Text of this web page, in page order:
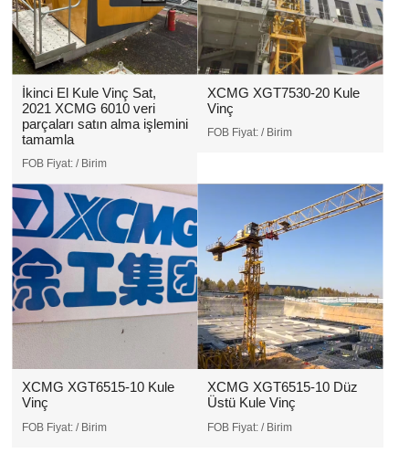
İkinci El Kule Vinç Sat,
2021 XCMG 6010 veri
parçaları satın alma işlemini
tamamla
FOB Fiyat: / Birim
XCMG XGT7530-20 Kule
Vinç
FOB Fiyat: / Birim
XCMG XGT6515-10 Kule
Vinç
FOB Fiyat: / Birim
XCMG XGT6515-10 Düz
Üstü Kule Vinç
FOB Fiyat: / Birim